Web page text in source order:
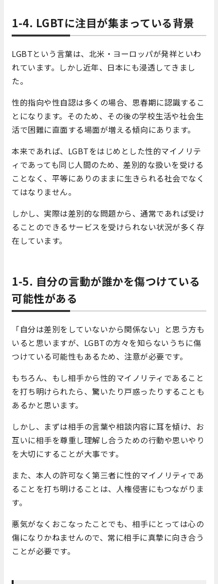
1-4. LGBTに注目が集まっている背景
LGBTという言葉は、北米・ヨーロッパが発祥といわ
れています。しかし近年、日本にも浸透してきまし
た。
性的指向や性自認は多くの場合、思春期に認識するこ
とになります。そのため、その後の学校生活や社会生
活で困難に直面する場面が増える傾向にあります。
本来であれば、LGBTをはじめとした性的マイノリテ
ィであっても同じ人間のため、差別的な扱いを受ける
ことなく、平等にありのままに生きられる社会でなく
てはなりません。
しかし、実際は差別的な問題から、通常であれば受け
ることのできるサービスを受けられない状況が多く存
在しています。
1-5. 自分の言動が誰かを傷つけている
可能性がある
「自分は差別をしていないから関係ない」と思う方も
いると思いますが、LGBTの方々を知らないうちに傷
つけている可能性もあるため、注意が必要です。
もちろん、もし相手から性的マイノリティであること
を打ち明けられたら、驚いたり戸惑ったりすることも
あるかと思います。
しかし、まずは相手の言葉や相談内容に耳を傾け、お
互いに相手を尊重し理解し合うための行動や思いやり
を大切にすることが大事です。
また、本人の許可なく第三者に性的マイノリティであ
ることを打ち明けることは、人権侵害にもつながりま
す。
悪気がなくおこなったことでも、相手にとっては心の
傷になりかねませんので、常に相手に真摯に向き合う
ことが必要です。